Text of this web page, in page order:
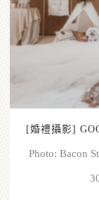
[婚禮攝影]
Photo: Bacon